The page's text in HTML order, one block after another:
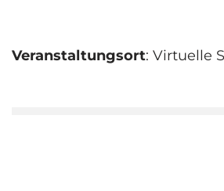
Veranstaltungsort: Virtuelle